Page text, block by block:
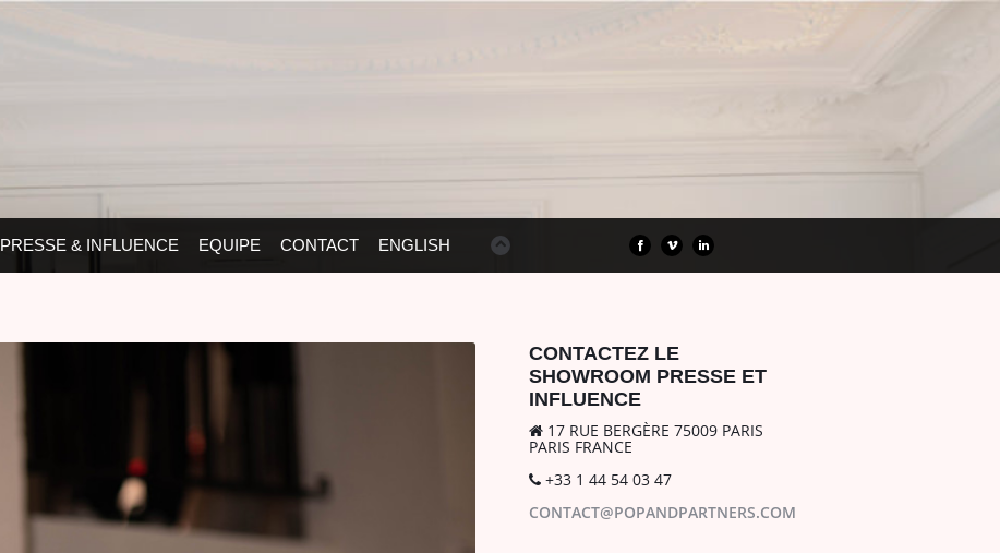
PRESSE & INFLUENCE EQUIPE CONTACT ENGLISH
CONTACTEZ LE
SHOWROOM PRESSE ET
INFLUENCE
17 RUE BERGÈRE 75009 PARIS
PARIS FRANCE
+33 1 44 54 03 47
CONTACT@POPANDPARTNERS.COM